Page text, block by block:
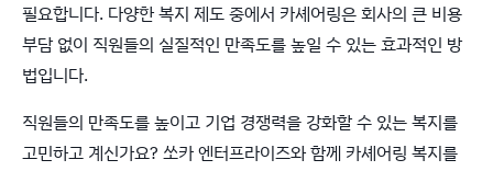
필요합니다. 다양한 복지 제도 중에서 카셰어링은 회사의 큰 비용
부담 없이 직원들의 실질적인 만족도를 높일 수 있는 효과적인 방
법입니다.
직원들의 만족도를 높이고 기업 경쟁력을 강화할 수 있는 복지를
고민하고 계신가요? 쏘카 엔터프라이즈와 함께 카셰어링 복지를